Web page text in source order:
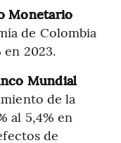
Monetario
de Colombia
en 2023.
Mundial
de la
al 5,4% en
de